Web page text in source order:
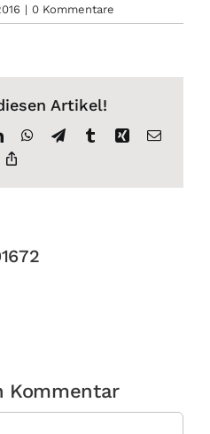
| 0 Kommentare
Artikel!
LinkedInWhatsApp
TelegramTumblrXing E-
Kommentar